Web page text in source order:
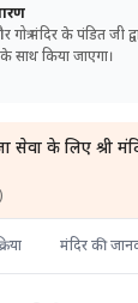
मंदिर के पंडित जी
साथ किया जाएगा।
के लिए श्री
मंदिर की